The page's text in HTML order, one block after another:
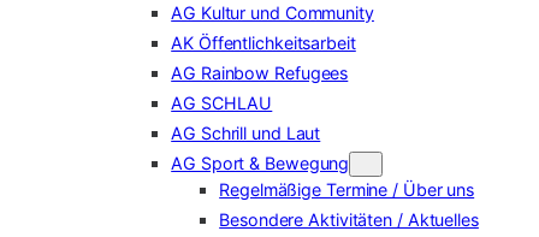
AG Kultur und Community
AK Öffentlichkeitsarbeit
AG Rainbow Refugees
AG SCHLAU
AG Schrill und Laut
AG Sport & Bewegung
Regelmäßige Termine / Über uns
Besondere Aktivitäten / Aktuelles